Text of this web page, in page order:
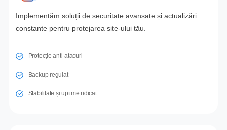
Implementăm soluții de securitate avansate și actualizări
constante pentru protejarea site-ului tău.
Protecție anti-atacuri
Backup regulat
Stabilitate și uptime ridicat